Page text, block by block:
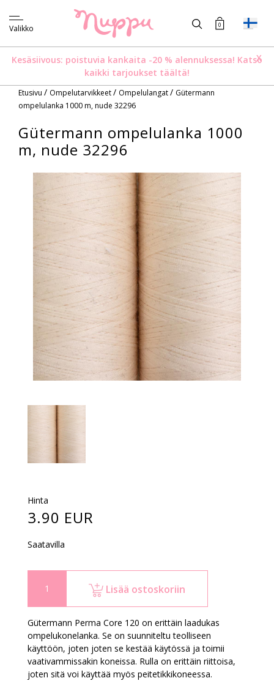
Valikko 0
Kesäsiivous: poistuvia kankaita -20 % alennuksessa! Katso
kaikki tarjoukset täältä!
X
Etusivu / Ompelutarvikkeet/ Ompelulangat/ Gütermann
ompelulanka 1000 m, nude 32296
Gütermann ompelulanka 1000
m, nude 32296
Hinta
3.90 EUR
Saatavilla
Lisää ostoskoriin
Gütermann Perma Core 120 on erittäin laadukas
ompelukonelanka. Se on suunniteltu teolliseen
käyttöön, joten joten se kestää käytössä ja toimii
vaativammissakin koneissa. Rulla on erittäin riittoisa,
joten sitä voi käyttää myös peitetikkikoneessa.